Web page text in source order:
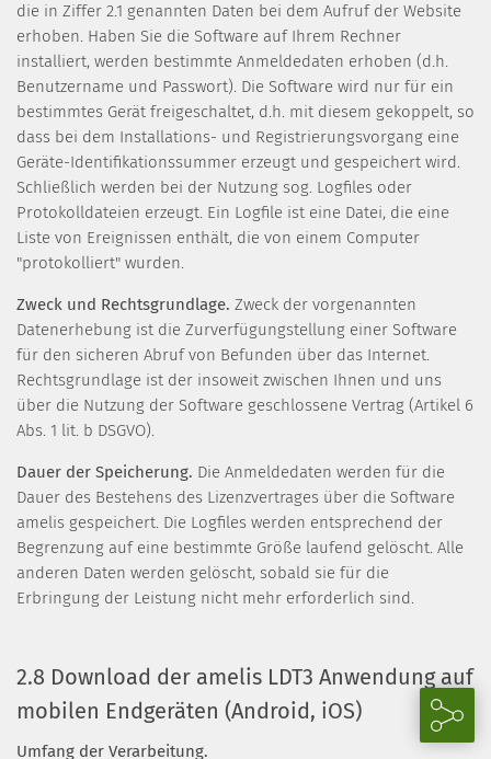
die in Ziffer 2.1 genannten Daten bei dem Aufruf der Website
erhoben. Haben Sie die Software auf Ihrem Rechner
installiert, werden bestimmte Anmeldedaten erhoben (d.h.
Benutzername und Passwort). Die Software wird nur für ein
bestimmtes Gerät freigeschaltet, d.h. mit diesem gekoppelt, so
dass bei dem Installations- und Registrierungsvorgang eine
Geräte-Identifikationssummer erzeugt und gespeichert wird.
Schließlich werden bei der Nutzung sog. Logfiles oder
Protokolldateien erzeugt. Ein Logfile ist eine Datei, die eine
Liste von Ereignissen enthält, die von einem Computer
"protokolliert" wurden.
Zweck und Rechtsgrundlage. Zweck der vorgenannten
Datenerhebung ist die Zurverfügungstellung einer Software
für den sicheren Abruf von Befunden über das Internet.
Rechtsgrundlage ist der insoweit zwischen Ihnen und uns
über die Nutzung der Software geschlossene Vertrag (Artikel 6
Abs. 1 lit. b DSGVO).
Dauer der Speicherung. Die Anmeldedaten werden für die
Dauer des Bestehens des Lizenzvertrages über die Software
amelis gespeichert. Die Logfiles werden entsprechend der
Begrenzung auf eine bestimmte Größe laufend gelöscht. Alle
anderen Daten werden gelöscht, sobald sie für die
Erbringung der Leistung nicht mehr erforderlich sind.
2.8 Download der amelis LDT3 Anwendung auf
mobilen Endgeräten (Android, iOS)
Umfang der Verarbeitung.